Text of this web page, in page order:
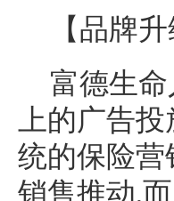
【品牌
富德生
上的广告
统的保险
销售推动,